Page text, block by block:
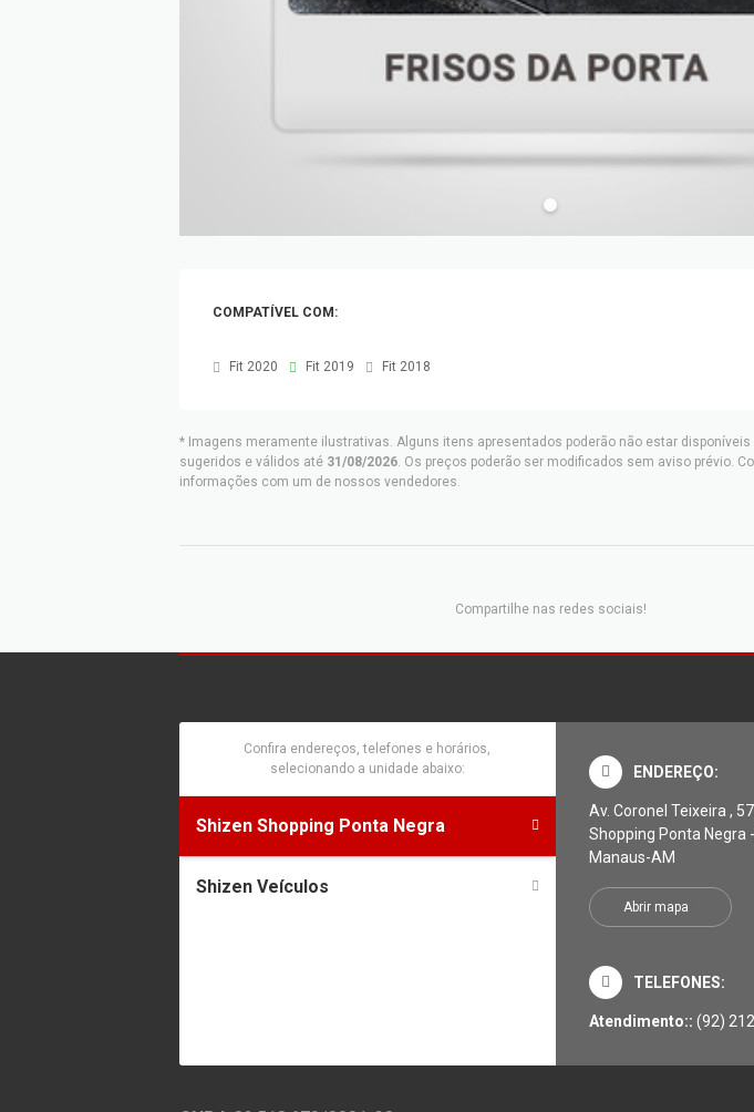
COMPATÍVEL COM:
Fit 2020 Fit 2019 Fit 2018
* Imagens meramente ilustrativas. Alguns itens apresentados poderão não estar
sugeridos e válidos até 31/08/2026. Os preços poderão ser modificados sem aviso prévio.
informações com um de nossos vendedores.
Compartilhe nas redes sociais!
Confira endereços, telefones e horários,
selecionando a unidade abaixo:
Shizen Shopping Ponta Negra
Shizen Veículos
ENDEREÇO:
Av. Coronel Teixeira ,
Shopping Ponta Negra
Manaus-AM
Abrir mapa
TELEFONES:
Atendimento:: (92)